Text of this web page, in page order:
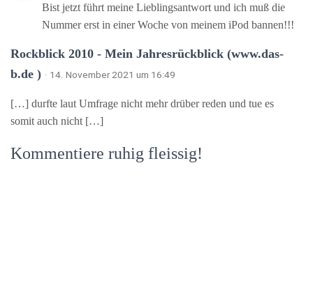
Bist jetzt führt meine Lieblingsantwort und ich muß die
Nummer erst in einer Woche von meinem iPod bannen!!!
Rockblick 2010 - Mein Jahresrückblick (www.das-
b.de ) · 14. November 2021 um 16:49
[…] durfte laut Umfrage nicht mehr drüber reden und tue es
somit auch nicht […]
Kommentiere ruhig fleissig!